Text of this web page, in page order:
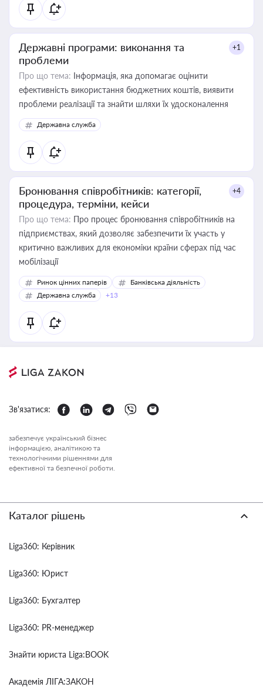
Державні програми: виконання та
проблеми
+1
Про що тема: Інформація, яка допомагає оцінити
ефективність використання бюджетних коштів, виявити
проблеми реалізації та знайти шляхи їх удосконалення
Державна служба
Бронювання співробітників: категорії,
процедура, терміни, кейси
+4
Про що тема: Про процес бронювання співробітників на
підприємствах, який дозволяє забезпечити їх участь у
критично важливих для економіки країни сферах під час
мобілізації
Ринок цінних паперів
Банківська діяльність
Державна служба
+13
Зв'язатися:
забезпечує український бізнес
інформацією, аналітикою та
технологічними рішеннями для
ефективної та безпечної роботи.
Каталог рішень
Liga360: Керівник
Liga360: Юрист
Liga360: Бухгалтер
Liga360: PR-менеджер
Знайти юриста Liga:BOOK
Академія ЛІГА:ЗАКОН